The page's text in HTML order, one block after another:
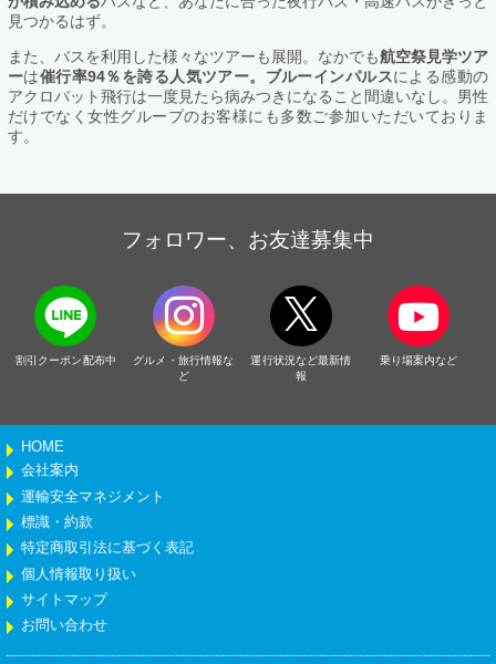
見つかるはず。
また、バスを利用した様々なツアーも展開。なかでも航空祭見学ツア
ーは催行率94％を誇る人気ツアー。ブルーインパルスによる感動の
アクロバット飛行は一度見たら病みつきになること間違いなし。男性
だけでなく女性グループのお客様にも多数ご参加いただいておりま
す。
フォロワー、お友達募集中
割引クーポン配布中
グルメ・旅行情報な
ど
運行状況など最新情
報
乗り場案内など
HOME
会社案内
運輸安全マネジメント
標識・約款
特定商取引法に基づく表記
個人情報取り扱い
サイトマップ
お問い合わせ